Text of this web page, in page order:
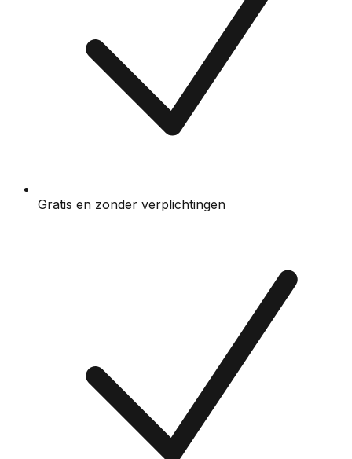
Gratis en zonder verplichtingen